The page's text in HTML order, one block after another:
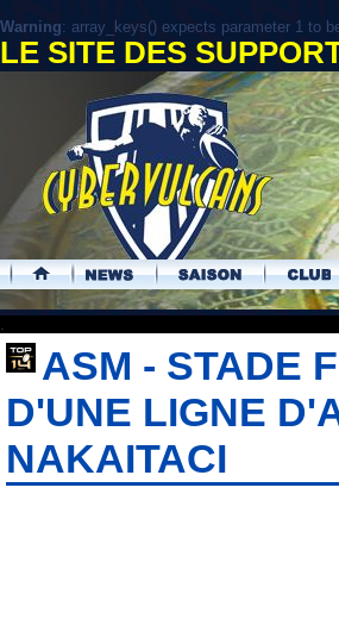
Warning: array_keys() expects parameter 1 to
LE SITE DES
.
ASM - STADE
D'UNE LIGNE
NAKAITACI